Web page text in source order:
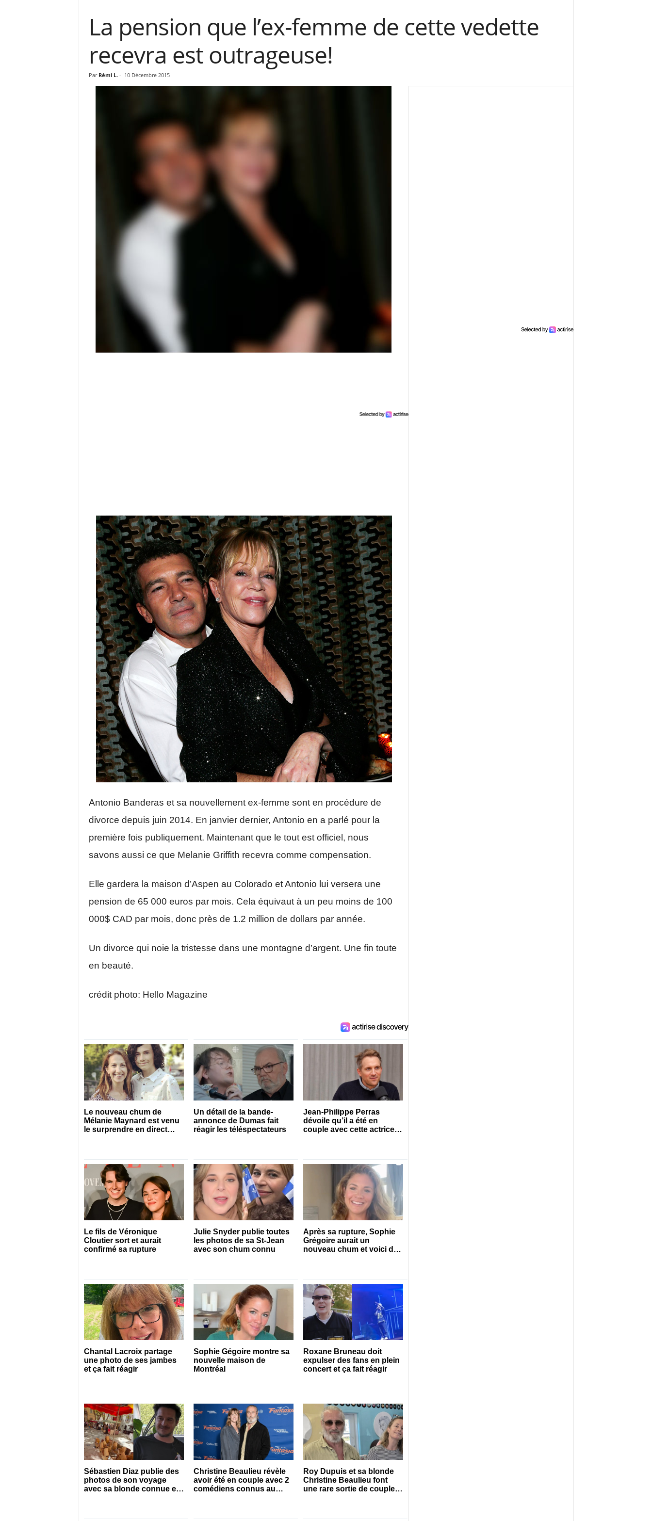
La pension que l’ex-femme de cette vedette
recevra est outrageuse!
Par Rémi L. - 10 Décembre 2015
Antonio Banderas et sa nouvellement ex-femme sont en procédure de
divorce depuis juin 2014. En janvier dernier, Antonio en a parlé pour la
première fois publiquement. Maintenant que le tout est officiel, nous
savons aussi ce que Melanie Griffith recevra comme compensation.
Elle gardera la maison d’Aspen au Colorado et Antonio lui versera une
pension de 65 000 euros par mois. Cela équivaut à un peu moins de 100
000$ CAD par mois, donc près de 1.2 million de dollars par année.
Un divorce qui noie la tristesse dans une montagne d’argent. Une fin toute
en beauté.
crédit photo: Hello Magazine
Le nouveau chum de
Mélanie Maynard est venu
le surprendre en direct
Un détail de la bande-
annonce de Dumas fait
réagir les téléspectateurs
Jean-Philippe Perras
dévoile qu’il a été en
couple avec cette actrice
Le fils de Véronique
Cloutier sort et aurait
confirmé sa rupture
Julie Snyder publie toutes
les photos de sa St-Jean
avec son chum connu
Après sa rupture, Sophie
Grégoire aurait un
nouveau chum et voici de
Chantal Lacroix partage
une photo de ses jambes
et ça fait réagir
Sophie Gégoire montre sa
nouvelle maison de
Montréal
Roxane Bruneau doit
expulser des fans en plein
concert et ça fait réagir
Sébastien Diaz publie des
photos de son voyage
avec sa blonde connue en
Christine Beaulieu révèle
avoir été en couple avec 2
comédiens connus au
Roy Dupuis et sa blonde
Christine Beaulieu font
une rare sortie de couple